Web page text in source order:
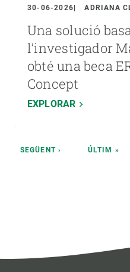
30-06-2026 ADRIANA
Una solució
l’investigador
obté una beca
Concept
EXPLORAR
PÀGINA
SEGÜENT ›
ÚLTIMA
ÚLTIM »